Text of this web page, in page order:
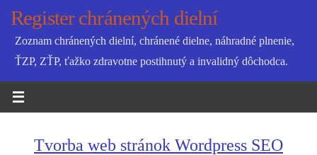
SkipRegister chránených dielní
Zoznam chránených dielní, chránené dielne, náhradné plnenie,
ŤZP, ZŤP, ťažko zdravotne postihnutý a invalidný dôchodca.
Tvorba web stránok Wordpress SEO